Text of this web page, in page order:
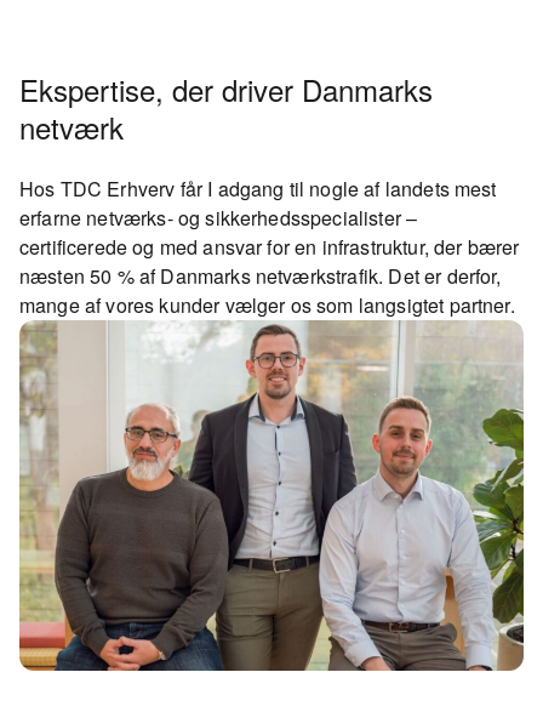
Ekspertise, der driver Danmarks
netværk
Hos TDC Erhverv får I adgang til nogle af landets mest
erfarne netværks- og sikkerhedsspecialister –
certificerede og med ansvar for en infrastruktur, der bærer
næsten 50 % af Danmarks netværkstrafik. Det er derfor,
mange af vores kunder vælger os som langsigtet partner.